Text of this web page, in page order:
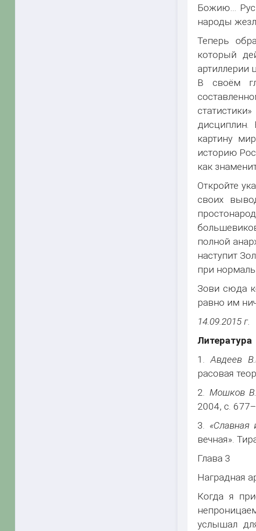
Божию…
народы
Теперь
который
артиллерии
В своём
картину
историю
как
Откройте
своих
полной
наступит
при
Зови сюда
равно им
14.09.2015 г.
Литература
1. Авдеев
расовая
2. Мошков
2004, с.
3. «Славная
вечная».
Глава 3
Наградная
Когда я
услышал